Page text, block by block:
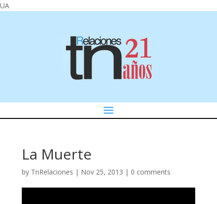
UA
La Muerte
by TnRelaciones | Nov 25, 2013 | 0 comments